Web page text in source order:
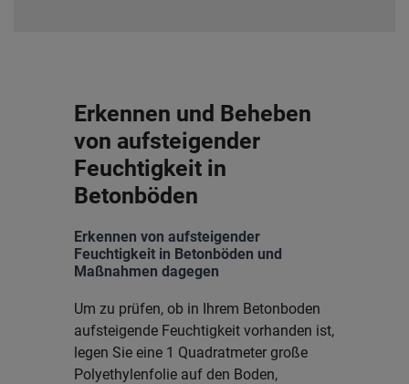
Erkennen und Beheben
von aufsteigender
Feuchtigkeit in
Betonböden
Erkennen von aufsteigender
Feuchtigkeit in Betonböden und
Maßnahmen dagegen
Um zu prüfen, ob in Ihrem Betonboden
aufsteigende Feuchtigkeit vorhanden ist,
legen Sie eine 1 Quadratmeter große
Polyethylenfolie auf den Boden,